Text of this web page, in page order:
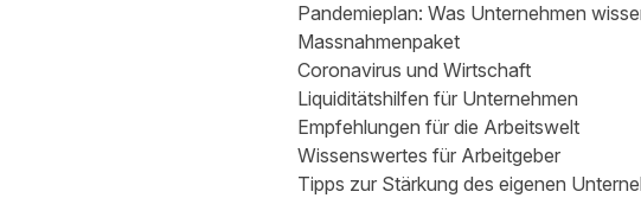
Pandemieplan: Was Unternehmen
Massnahmenpaket
Coronavirus und Wirtschaft
Liquiditätshilfen für Unternehmen
Empfehlungen für die Arbeitswelt
Wissenswertes für Arbeitgeber
Tipps zur Stärkung des eigenen